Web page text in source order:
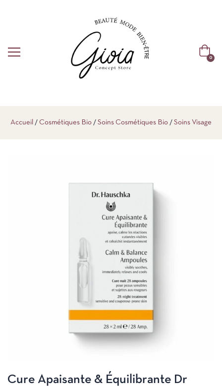
0
Accueil Cosmétiques Bio Soins Cosmétiques Bio Soins Visage
Cure Apaisante & Équilibrante Dr